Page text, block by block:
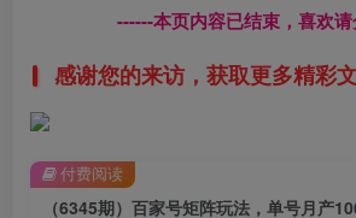
------本页内容已结束，喜欢
感谢您的来访，获取更多精彩
付费阅读